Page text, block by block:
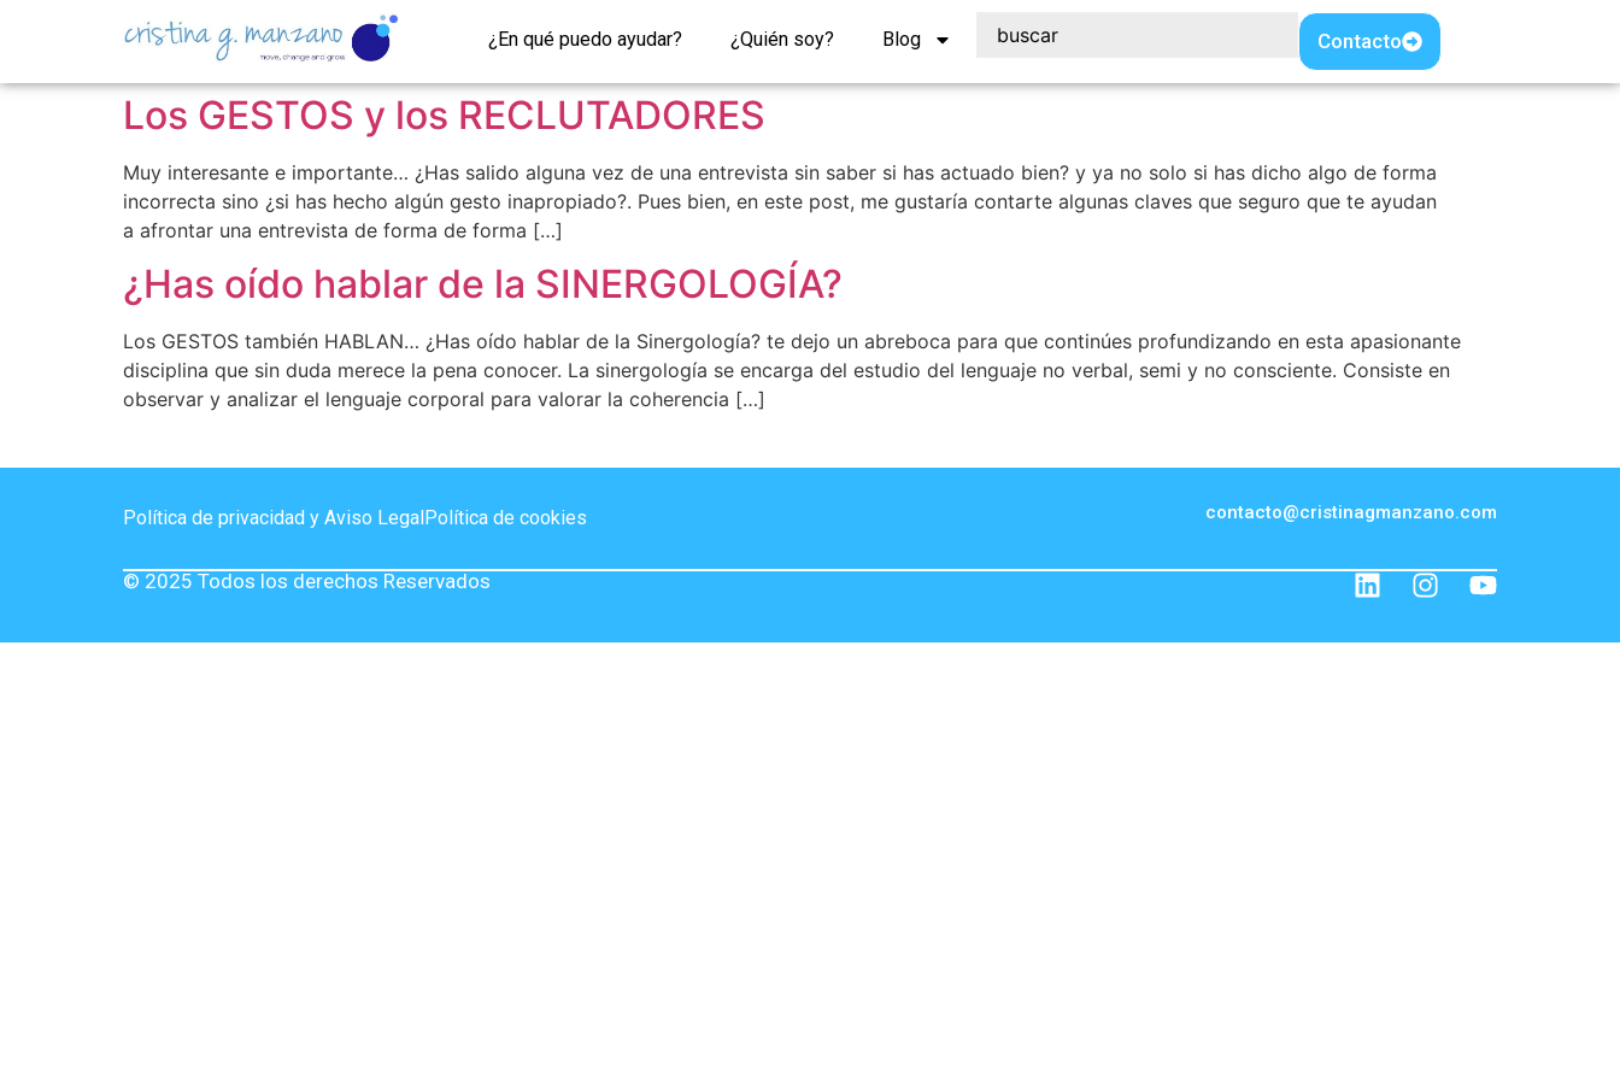
¿En qué puedo ayudar? ¿Quién soy? Blog Contacto
Los GESTOS y los RECLUTADORES
Muy interesante e importante… ¿Has salido alguna vez de una entrevista sin saber si has actuado bien? y ya no solo si has dicho algo de forma
incorrecta sino ¿si has hecho algún gesto inapropiado?. Pues bien, en este post, me gustaría contarte algunas claves que seguro que te ayudan
a afrontar una entrevista de forma de forma […]
¿Has oído hablar de la SINERGOLOGÍA?
Los GESTOS también HABLAN… ¿Has oído hablar de la Sinergología? te dejo un abreboca para que continúes profundizando en esta apasionante
disciplina que sin duda merece la pena conocer. La sinergología se encarga del estudio del lenguaje no verbal, semi y no consciente. Consiste en
observar y analizar el lenguaje corporal para valorar la coherencia […]
Política de privacidad y Aviso LegalPolítica de cookies contacto@cristinagmanzano.com
© 2025 Todos los derechos Reservados